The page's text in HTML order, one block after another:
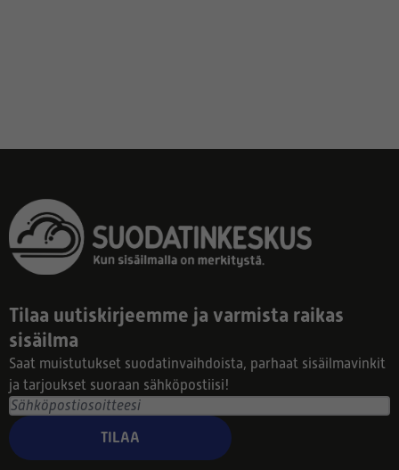
Tilaa uutiskirjeemme ja varmista raikas
sisäilma
Saat muistutukset suodatinvaihdoista, parhaat sisäilmavinkit
ja tarjoukset suoraan sähköpostiisi!
TILAA